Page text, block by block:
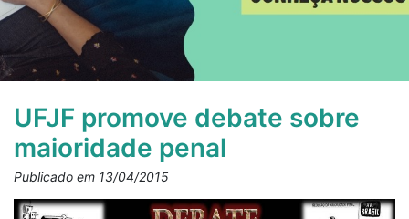
UFJF promove debate sobre
maioridade penal
Publicado em 13/04/2015